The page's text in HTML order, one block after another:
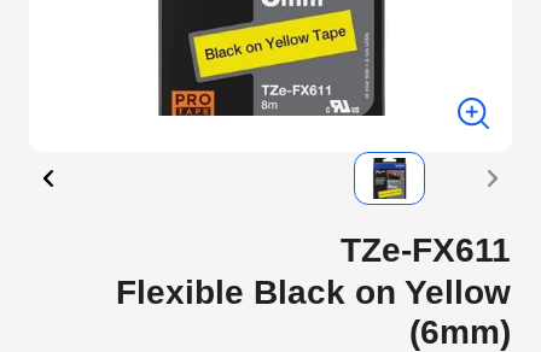
TZe-FX611
Flexible Black on Yellow
(6mm)